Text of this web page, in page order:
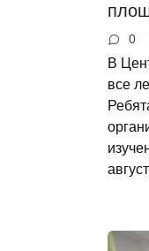
0
В
все